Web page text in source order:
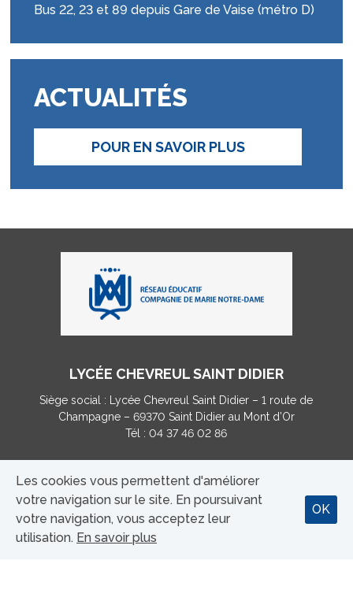
Bus 22, 23 et 89 depuis Gare de Vaise (métro D)
ACTUALITÉS
POUR EN SAVOIR PLUS
LYCÉE CHEVREUL SAINT DIDIER
Siège social : Lycée Chevreul Saint Didier – 1 route de
Champagne – 69370 Saint Didier au Mont d’Or
Tél : 04 37 46 02 86
MENTIONS LÉGALES | CONTACT
TAXE D’APPRENTISSAGE (...)
Les cookies vous permettent d'améliorer
votre navigation sur le site. En poursuivant
votre navigation, vous acceptez leur
utilisation. En savoir plus
OK